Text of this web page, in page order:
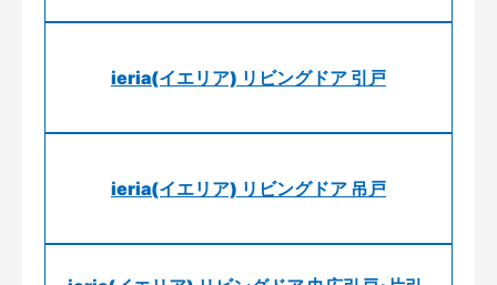
ieria(イエリア) リビングドア 引戸
ieria(イエリア) リビングドア 吊戸